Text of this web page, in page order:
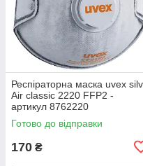
Респіраторна маска uvex
Air classic 2220 FFP2 -
артикул 8762220
Готово до відправки
170 ₴